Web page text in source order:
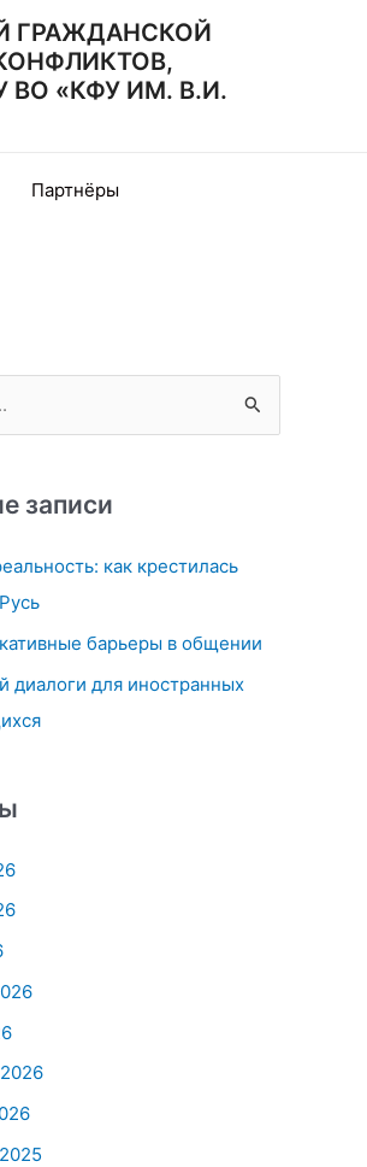
ГРАЖДАНСКОЙ
«КФУ ИМ. В.И.
Партнёры
записи
как крестилась
барьеры в общении
диалоги для иностранных